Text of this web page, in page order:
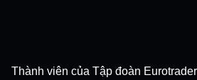
Thành viên của Tập đoàn Eurotrader